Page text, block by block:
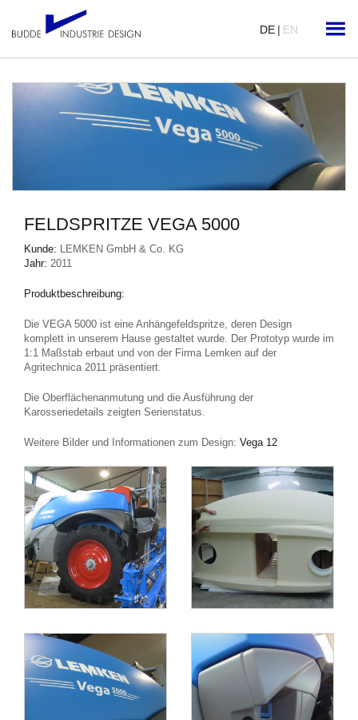
DE | EN
FELDSPRITZE VEGA 5000
Kunde: LEMKEN GmbH & Co. KG
Jahr: 2011
Produktbeschreibung:
Die VEGA 5000 ist eine Anhängefeldspritze, deren Design
komplett in unserem Hause gestaltet wurde. Der Prototyp wurde im
1:1 Maßstab erbaut und von der Firma Lemken auf der
Agritechnica 2011 präsentiert.
Die Oberflächenanmutung und die Ausführung der
Karosseriedetails zeigten Serienstatus.
Weitere Bilder und Informationen zum Design: Vega 12